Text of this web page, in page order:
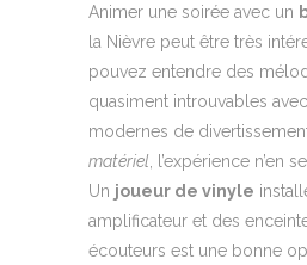
Animer une soirée avec un
la Nièvre peut être très
pouvez entendre des
quasiment introuvables
modernes de
matériel , l’expérience n’en
Un joueur de vinyle
amplificateur et des
écouteurs est une bonne